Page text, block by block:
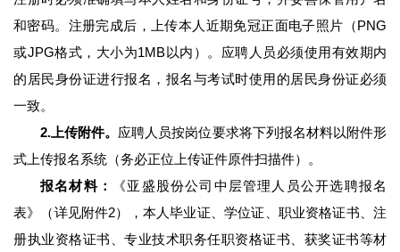
和密码。注册完成后，上传本人近期免冠正面电子照片（PNG
或JPG格式，大小为1MB以内）。应聘人员必须使用有效期内
的居民身份证进行报名，报名与考试时使用的居民身份证必须
一致。
2.上传附件。 应聘人员按岗位要求将下列报名材料以附件形
式上传报名系统（务必正位上传证件原件扫描件）。
报名材料：
《亚盛股份公司中层管理人员公开选聘报名
表》（详见附件2），本人毕业证、学位证、职业资格证书、注
册执业资格证书、专业技术职务任职资格证书、获奖证书等材